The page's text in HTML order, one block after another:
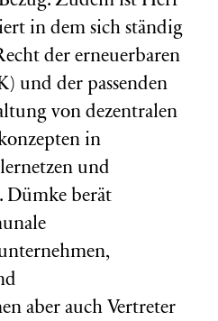
in dem sich ständig
der erneuerbaren
und der passenden
von dezentralen
in
und
Dümke berät
aber auch Vertreter